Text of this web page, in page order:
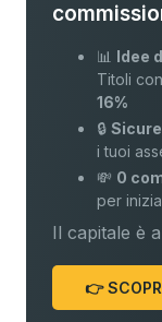
📊 Idee
Titoli
16%
🔒
i tuoi
💸 0
per
Il capitale è
👉